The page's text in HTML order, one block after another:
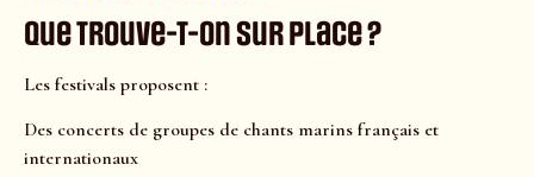
Que trouve-t-on sur place ?
Les festivals proposent :
Des concerts de groupes de chants marins français et
internationaux